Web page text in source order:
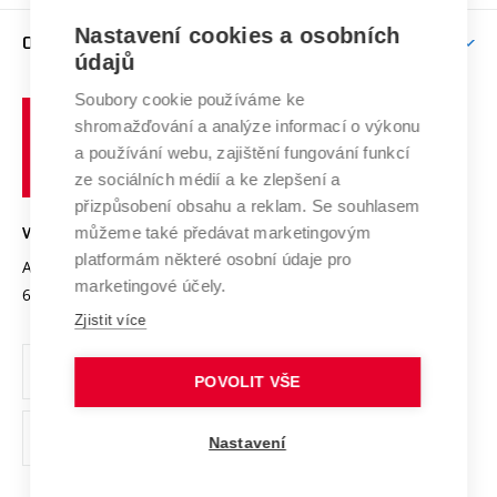
E-přihláška
Závěrečné práce
Doktorské studium
Studium bez bariér
Podpora podnikání
Mezinárodní vědecká rada
Systém zajišťování kvality výzkumu
Výzkumné infrastruktury
Transfer znalostí
Open Science
Projekty
Projekty ze strukturálních fondů
Specifický výzkum
Firemní spolupráce
Zahraniční spolupráce
Spolupráce se školami
Mezinárodní dohody
Univerzitní sítě
O UNIVERZITĚ
Profil univerzity
Udržitelná univerzita
Podnikavá univerzita / ContriBUTe
Bezpečná univerzita
Vyznamenání
Organizační struktura
Ochrana osobních údajů
odkaz)
učení
technické
Brně
VYSOKÉ UČENÍ TECHNICKÉ V BRNĚ
Antonínská 548/1
602 00 Brno
www.vut.cz
vut@vutbr.cz
Nastavení cookies a osobních
údajů
Soubory cookie používáme ke
shromažďování a analýze informací o výkonu
a používání webu, zajištění fungování funkcí
ze sociálních médií a ke zlepšení a
přizpůsobení obsahu a reklam. Se souhlasem
můžeme také předávat marketingovým
platformám některé osobní údaje pro
marketingové účely.
Zjistit více
POVOLIT VŠE
Nastavení